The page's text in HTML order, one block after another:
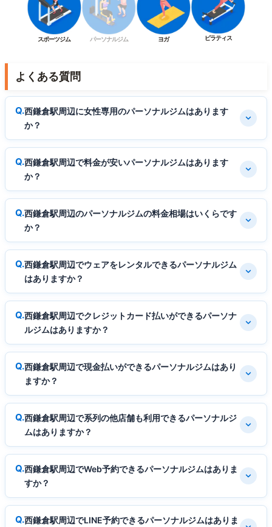
スポーツジム パーソナルジム ヨガ ピラティス
よくある質問
西鎌倉駅周辺に女性専用のパーソナルジムはあります
か？
西鎌倉駅周辺で料金が安いパーソナルジムはあります
か？
西鎌倉駅周辺のパーソナルジムの料金相場はいくらです
か？
西鎌倉駅周辺でウェアをレンタルできるパーソナルジム
はありますか？
西鎌倉駅周辺でクレジットカード払いができるパーソナ
ルジムはありますか？
西鎌倉駅周辺で現金払いができるパーソナルジムはあり
ますか？
西鎌倉駅周辺で系列の他店舗も利用できるパーソナルジ
ムはありますか？
西鎌倉駅周辺でWeb予約できるパーソナルジムはありま
すか？
西鎌倉駅周辺でLINE予約できるパーソナルジムはありま